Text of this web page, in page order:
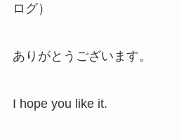
ログ）
ありがとうございます。
I hope you like it.